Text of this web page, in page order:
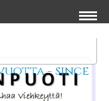
- since